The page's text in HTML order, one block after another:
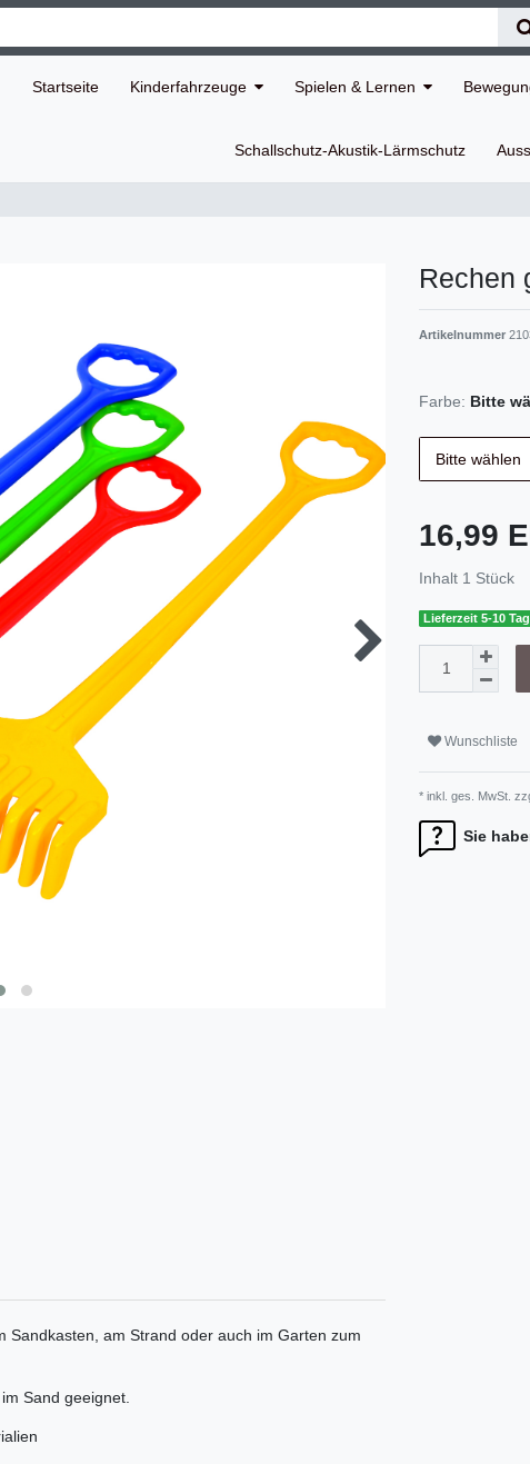
Startseite Kinderfahrzeuge Spielen & Lernen
Schallschutz-Akustik-Lärmschutz
Rechen
Artikelnummer
Farbe: Bitte
Bitte wählen
16,99
Inhalt 1 Stück
Lieferzeit 5-10
Wunschliste
* inkl. ges. MwSt.
Sie
Sandkasten, am Strand oder auch im Garten zum
Sand geeignet.